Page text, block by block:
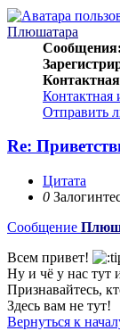
Плюшатара
Сообщения:
Контактная
Отправить
Re:
Цитата
0
Сообщение
Всем привет!
Ну и чё у нас тут
Признавайтесь,
Здесь вам не тут!
Вернуться к